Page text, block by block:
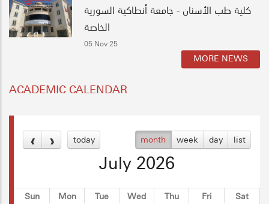
كلية طب الأسنان - جامعة أنطاكية السورية
الخاصة
05 Nov 25
MORE NEWS
ACADEMIC CALENDAR
today month week day list
July 2026
Sun Mon Tue Wed Thu Fri Sat